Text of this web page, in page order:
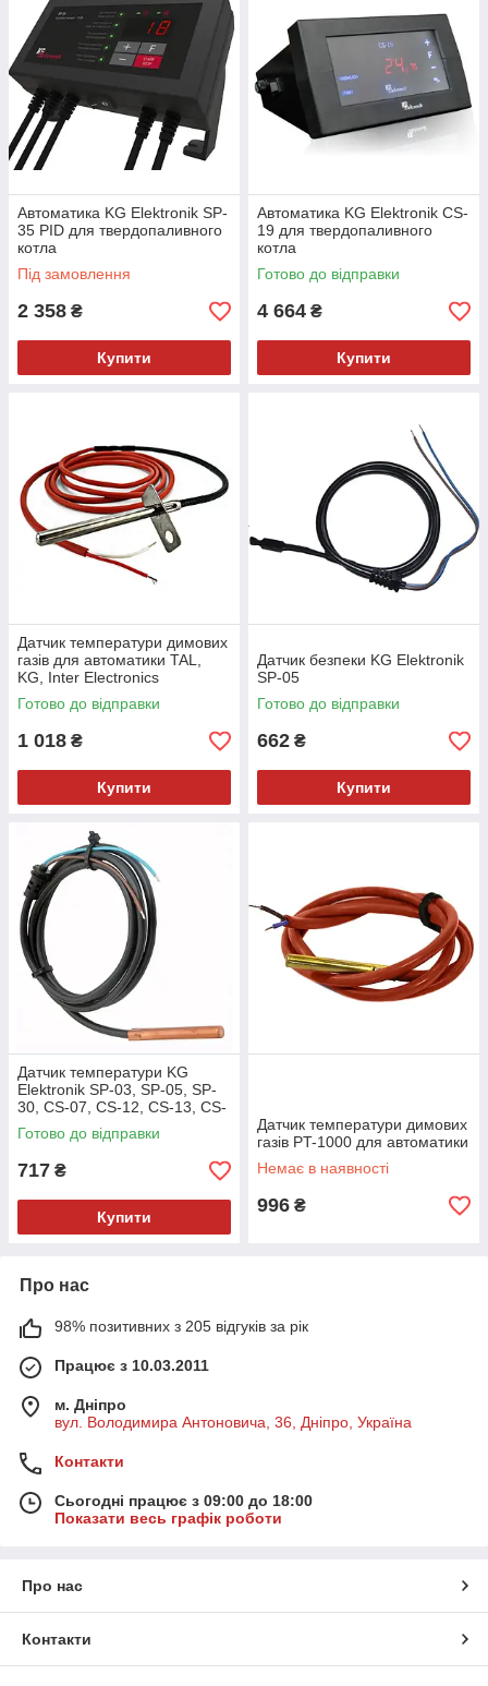
Автоматика KG Elektronik SP-
35 PID для твердопаливного
котла
Під замовлення
2 358 ₴
Купити
Автоматика KG Elektronik CS-
19 для твердопаливного
котла
Готово до відправки
4 664 ₴
Купити
Датчик температури димових
газів для автоматики TAL,
KG, Inter Electronics
Готово до відправки
1 018 ₴
Купити
Датчик безпеки KG Elektronik
SP-05
Готово до відправки
662 ₴
Купити
Датчик температури KG
Elektronik SP-03, SP-05, SP-
30, CS-07, CS-12, CS-13, CS-
20
Готово до відправки
717 ₴
Купити
Датчик температури димових
газів PT-1000 для автоматики
Немає в наявності
996 ₴
Про нас
98% позитивних з 205 відгуків за рік
Працює з 10.03.2011
м. Дніпро
вул. Володимира Антоновича, 36, Дніпро, Україна
Контакти
Сьогодні працює з 09:00 до 18:00
Показати весь графік роботи
Про нас
Контакти